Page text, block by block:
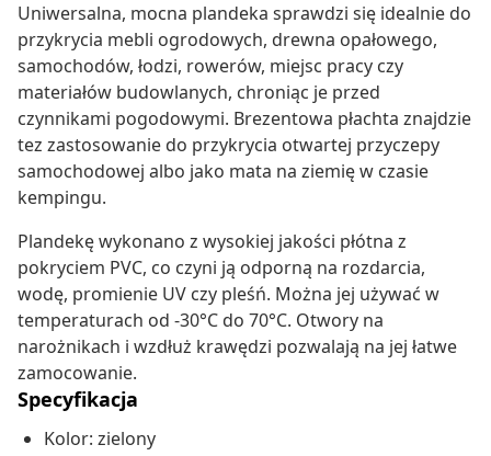
Uniwersalna, mocna plandeka sprawdzi się idealnie do
przykrycia mebli ogrodowych, drewna opałowego,
samochodów, łodzi, rowerów, miejsc pracy czy
materiałów budowlanych, chroniąc je przed
czynnikami pogodowymi. Brezentowa płachta znajdzie
tez zastosowanie do przykrycia otwartej przyczepy
samochodowej albo jako mata na ziemię w czasie
kempingu.
Plandekę wykonano z wysokiej jakości płótna z
pokryciem PVC, co czyni ją odporną na rozdarcia,
wodę, promienie UV czy pleśń. Można jej używać w
temperaturach od -30°C do 70°C. Otwory na
narożnikach i wzdłuż krawędzi pozwalają na jej łatwe
zamocowanie.
Specyfikacja
Kolor: zielony